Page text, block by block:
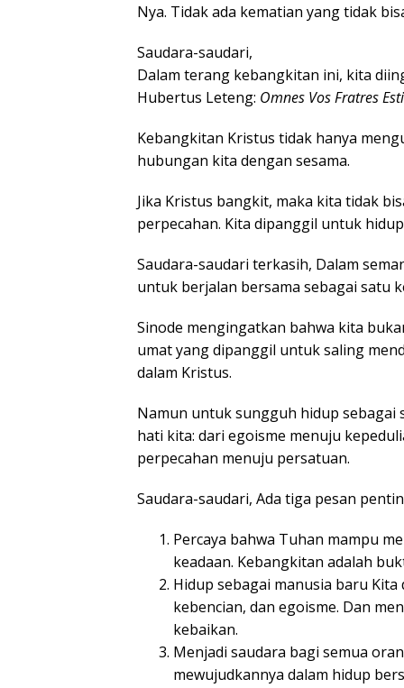
Nya. Tidak ada kematian yang tidak
Saudara-saudari,
Dalam terang kebangkitan ini, kita
Hubertus Leteng: Omnes Vos Fratres
Kebangkitan Kristus tidak hanya
hubungan kita dengan sesama.
Jika Kristus bangkit, maka kita tidak
perpecahan. Kita dipanggil untuk
Saudara-saudari terkasih, Dalam
untuk berjalan bersama sebagai satu
Sinode mengingatkan bahwa kita
umat yang dipanggil untuk saling
dalam Kristus.
Namun untuk sungguh hidup sebagai
hati kita: dari egoisme menuju
perpecahan menuju persatuan.
Saudara-saudari, Ada tiga pesan
Percaya bahwa Tuhan mampu
keadaan. Kebangkitan adalah
Hidup sebagai manusia baru
kebencian, dan egoisme. Dan
kebaikan.
Menjadi saudara bagi semua
mewujudkannya dalam hidup